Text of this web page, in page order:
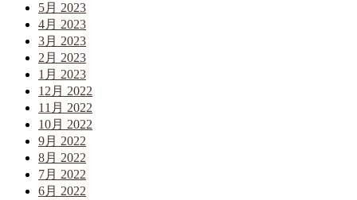
5月 2023
4月 2023
3月 2023
2月 2023
1月 2023
12月 2022
11月 2022
10月 2022
9月 2022
8月 2022
7月 2022
6月 2022